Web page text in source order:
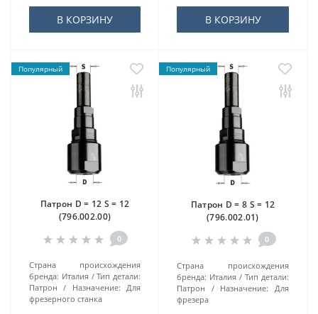
В КОРЗИНУ В КОРЗИНУ
Популярный
Патрон D = 12 S = 12
(796.002.00)
0
Страна происхождения
бренда: Италия
Тип детали:
Патрон
Назначение:
Для
фрезерного станка
Популярный
Патрон D = 8 S = 12
(796.002.01)
0
Страна происхождения
бренда: Италия
Тип детали:
Патрон
Назначение:
Для
фрезера